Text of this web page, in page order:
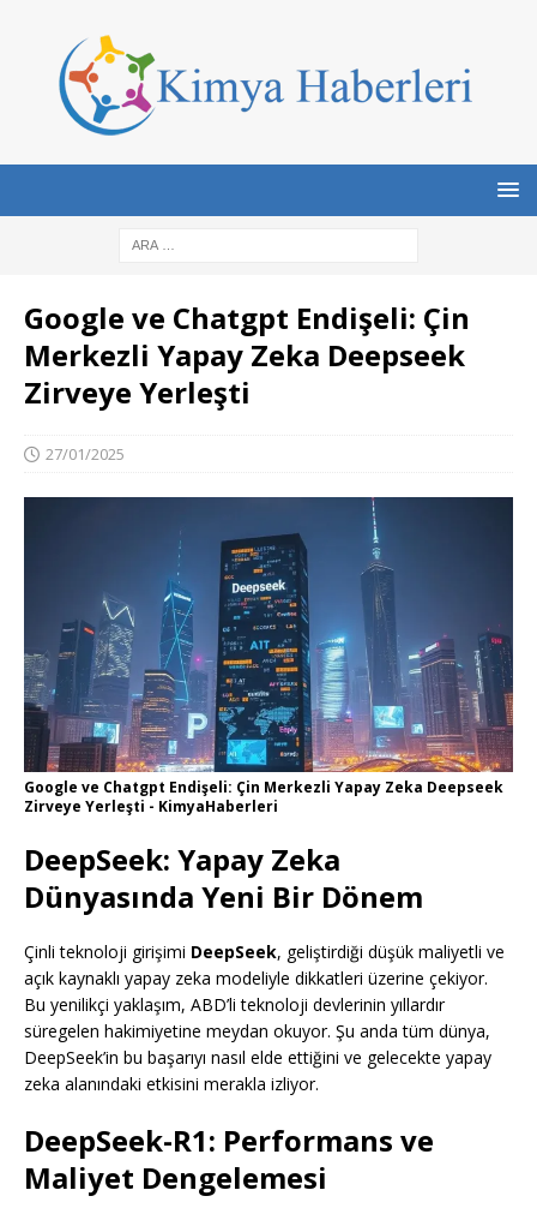
Google ve Chatgpt Endişeli: Çin
Merkezli Yapay Zeka Deepseek
Zirveye Yerleşti
27/01/2025
Google ve Chatgpt Endişeli: Çin Merkezli Yapay Zeka Deepseek
Zirveye Yerleşti - KimyaHaberleri
DeepSeek: Yapay Zeka
Dünyasında Yeni Bir Dönem
Çinli teknoloji girişimi DeepSeek, geliştirdiği düşük maliyetli ve
açık kaynaklı yapay zeka modeliyle dikkatleri üzerine çekiyor.
Bu yenilikçi yaklaşım, ABD’li teknoloji devlerinin yıllardır
süregelen hakimiyetine meydan okuyor. Şu anda tüm dünya,
DeepSeek’in bu başarıyı nasıl elde ettiğini ve gelecekte yapay
zeka alanındaki etkisini merakla izliyor.
DeepSeek-R1: Performans ve
Maliyet Dengelemesi